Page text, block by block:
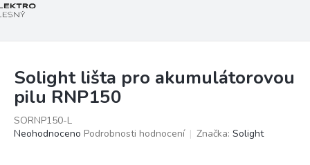
Solight lišta pro akumulátorovou
pilu RNP150
SORNP150-L
Průměrné
Neohodnoceno Podrobnosti hodnocení Značka: Solight